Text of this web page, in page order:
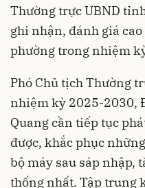
Thường trực UBND
ghi nhận, đánh giá
phường trong nhiệm
Phó Chủ tịch Thường
nhiệm kỳ 2025-2030,
Quang cần tiếp tục
được, khắc phục
bộ máy sau sáp nhập,
thống nhất. Tập trung